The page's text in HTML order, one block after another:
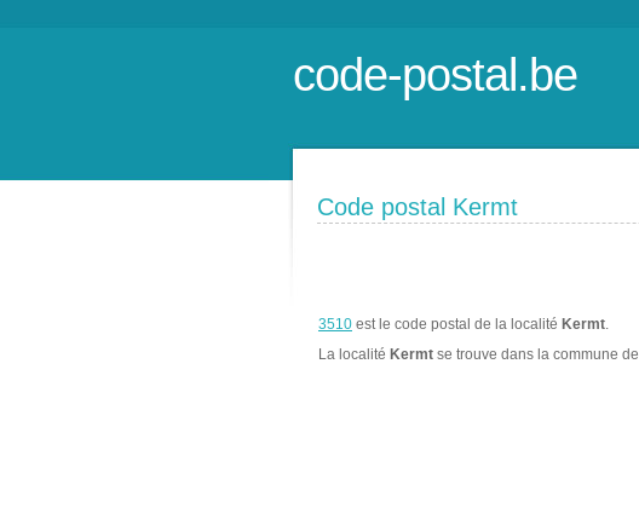
code-postal.be
Code postal Kermt
3510 est le code postal de la localité Kermt.
La localité Kermt se trouve dans la commune de